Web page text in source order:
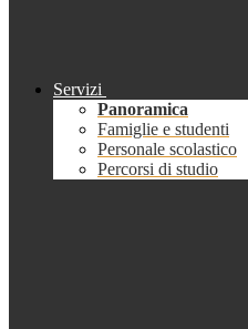
Servizi
Panoramica
Famiglie e studenti
Personale scolastico
Percorsi di studio